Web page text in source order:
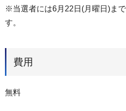
※当選者には6月22日(月曜日)ま
す。
費用
無料